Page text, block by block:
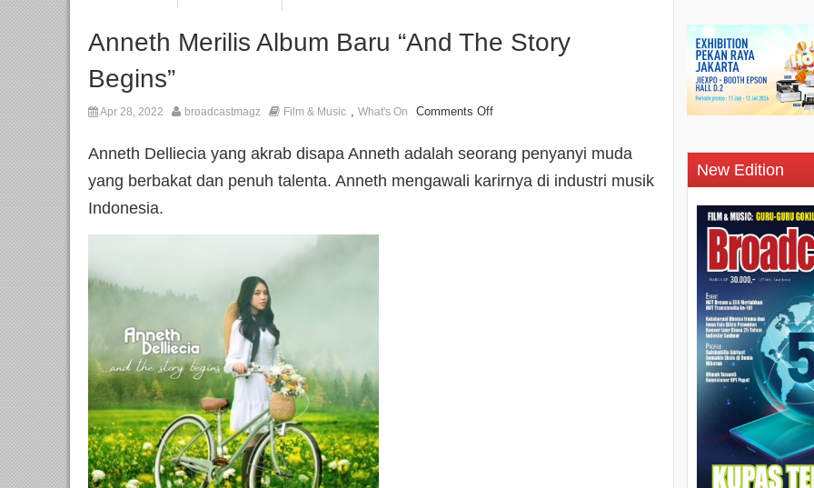
Anneth Merilis Album Baru “And The Story
Begins”
Apr 28, 2022 broadcastmagz Film & Music , What's On Comments Off
Anneth Delliecia yang akrab disapa Anneth adalah seorang penyanyi muda
yang berbakat dan penuh talenta. Anneth mengawali karirnya di industri musik
Indonesia.
New Edition